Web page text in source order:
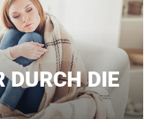
DURCH DIE